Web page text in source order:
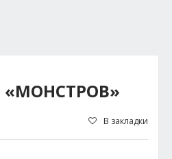
«МОНСТРОВ»
В закладки